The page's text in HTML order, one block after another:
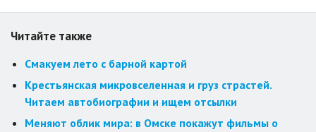
Читайте также
Смакуем лето с барной картой
Крестьянская микровселенная и груз страстей.
Читаем автобиографии и ищем отсылки
Меняют облик мира: в Омске покажут фильмы о